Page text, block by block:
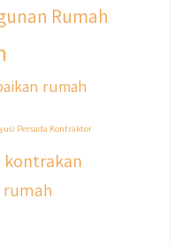
Rumah
rumah
Persada Kontraktor
kontrakan
rumah